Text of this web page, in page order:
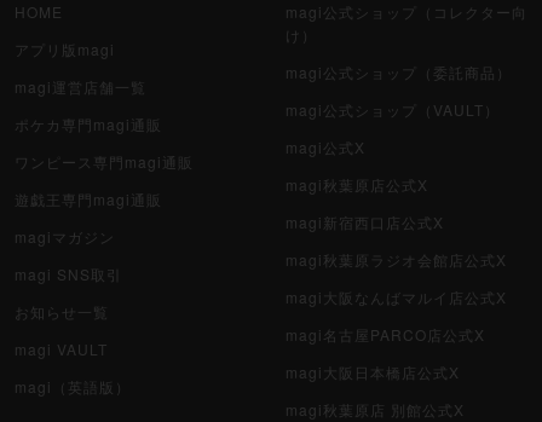
HOME
アプリ版magi
magi運営店舗一覧
ポケカ専門magi通販
ワンピース専門magi通販
遊戯王専門magi通販
magiマガジン
magi SNS取引
お知らせ一覧
magi VAULT
magi（英語版）
magi公式ショップ（コレクター向
け）
magi公式ショップ（委託商品）
magi公式ショップ（VAULT）
magi公式X
magi秋葉原店公式X
magi新宿西口店公式X
magi秋葉原ラジオ会館店公式X
magi大阪なんばマルイ店公式X
magi名古屋PARCO店公式X
magi大阪日本橋店公式X
magi秋葉原店 別館公式X